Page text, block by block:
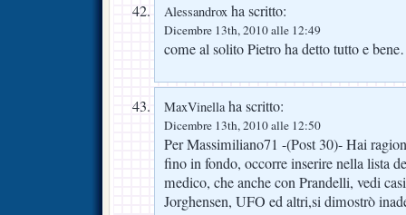
Alessandrox ha scritto:
Dicembre 13th, 2010 alle 12:49
come al solito Pietro ha detto tutto e
MaxVinellaha scritto:
Dicembre 13th, 2010 alle 12:50
Per Massimiliano71 -(Post 30)- Hai
fino in fondo, occorre inserire nella lista
medico, che anche con Prandelli, vedi
Jorghensen, UFO ed altri,si dimostrò